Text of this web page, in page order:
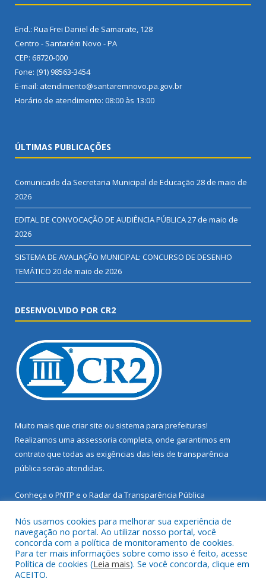
End.: Rua Frei Daniel de Samarate, 128
Centro - Santarém Novo - PA
CEP: 68720-000
Fone: (91) 98563-3454
E-mail: atendimento@santaremnovo.pa.gov.br
Horário de atendimento: 08:00 às 13:00
ÚLTIMAS PUBLICAÇÕES
Comunicado da Secretaria Municipal de Educação 28 de maio de
2026
EDITAL DE CONVOCAÇÃO DE AUDIÊNCIA PÚBLICA27 de maio de
2026
SISTEMA DE AVALIAÇÃO MUNICIPAL: CONCURSO DE DESENHO
TEMÁTICO 20 de maio de 2026
DESENVOLVIDO POR CR2
Muito mais que criar site ou sistema para prefeituras!
Realizamos uma assessoria completa, onde garantimos em
contrato que todas as exigências das leis de transparência
pública serão atendidas.
Conheça o PNTP e o Radar da Transparência Pública
Todos os direitos reservados a Prefeitura Municipal de Santarém
Novo.
Nós usamos cookies para melhorar sua experiência de
navegação no portal. Ao utilizar nosso portal, você
concorda com a política de monitoramento de cookies.
Para ter mais informações sobre como isso é feito, acesse
Política de cookies (Leia mais). Se você concorda, clique em
ACEITO.